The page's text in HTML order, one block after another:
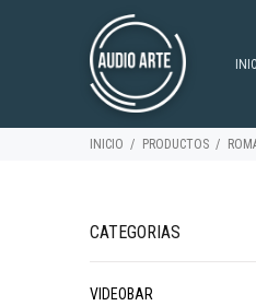
INICIO PRODUCTOS
CATEGORIAS
VIDEOBAR